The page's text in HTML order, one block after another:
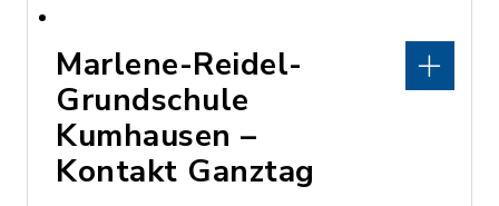
Marlene-Reidel-
Grundschule
Kumhausen –
Kontakt Ganztag